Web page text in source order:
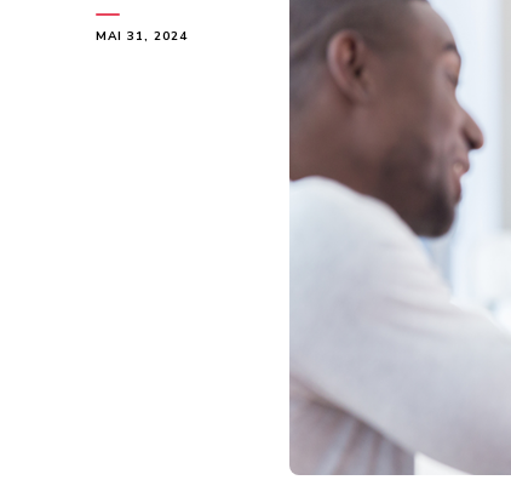
MAI 31, 2024